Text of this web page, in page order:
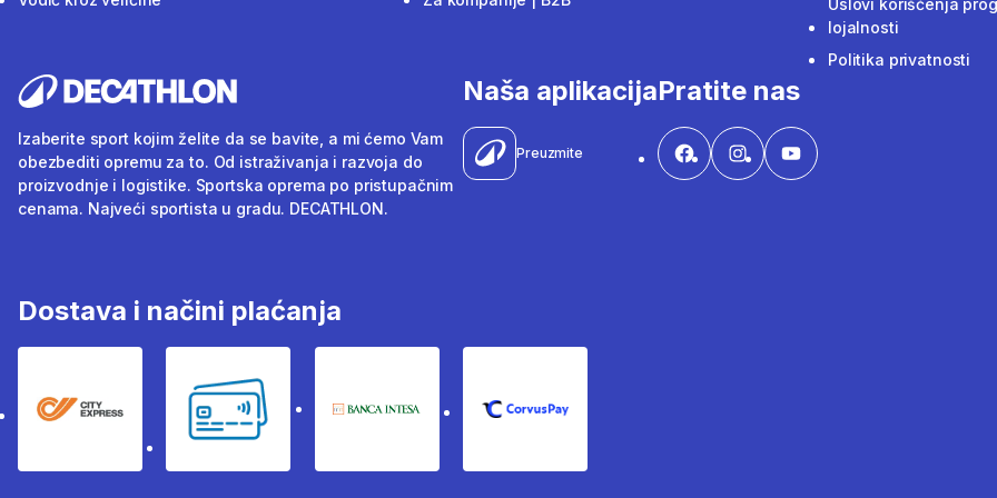
Uslovi korišćenja
lojalnosti
Politika privatnosti
Izaberite sport kojim želite da se bavite, a mi ćemo Vam
obezbediti opremu za to. Od istraživanja i razvoja do
proizvodnje i logistike. Sportska oprema po pristupačnim
cenama. Najveći sportista u gradu. DECATHLON.
Naša aplikacija
Preuzmite
Pratite nas
Dostava i načini plaćanja
City Express Bankovne karticeBanka Intesa CorvusPay